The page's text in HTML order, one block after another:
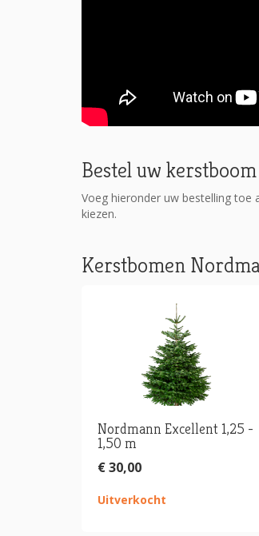
Bestel uw
Voeg hieronder uw bestelling toe
kiezen.
Kerstbomen
Nordmann Excellent 1,25 -
1,50 m
€ 30,00
Uitverkocht